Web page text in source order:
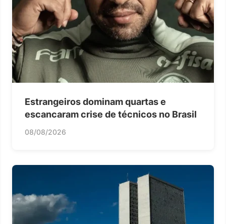
Estrangeiros dominam quartas e
escancaram crise de técnicos no Brasil
08/08/2026